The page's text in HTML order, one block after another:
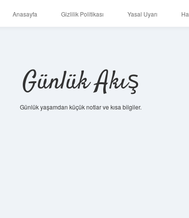
Anasayfa Gizlilik Politikası Yasal Uyarı
Günlük Akış
Günlük yaşamdan küçük notlar ve kısa bilgiler.